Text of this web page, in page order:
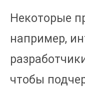
Некоторые
например,
чтобы